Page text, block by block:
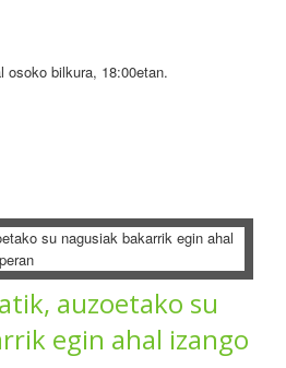
osoko bilkura, 18:00etan.
auzoetako su
egin ahal izango